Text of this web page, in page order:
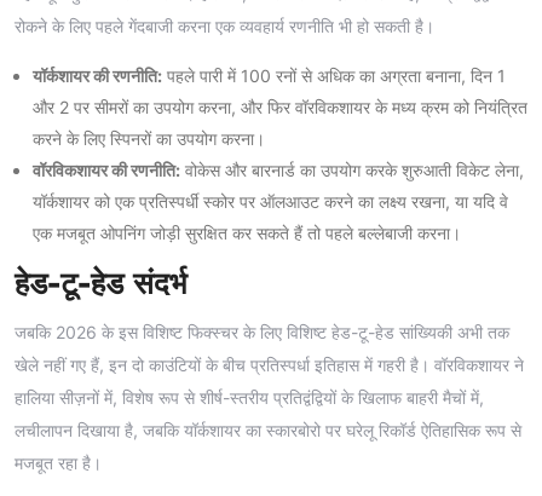
रोकने के लिए पहले गेंदबाजी करना एक व्यवहार्य रणनीति भी हो सकती है।
यॉर्कशायर की रणनीति: पहले पारी में 100 रनों से अधिक का अग्रता बनाना, दिन 1
और 2 पर सीमरों का उपयोग करना, और फिर वॉरविकशायर के मध्य क्रम को नियंत्रित
करने के लिए स्पिनरों का उपयोग करना।
वॉरविकशायर की रणनीति: वोकेस और बारनार्ड का उपयोग करके शुरुआती विकेट लेना,
यॉर्कशायर को एक प्रतिस्पर्धी स्कोर पर ऑलआउट करने का लक्ष्य रखना, या यदि वे
एक मजबूत ओपनिंग जोड़ी सुरक्षित कर सकते हैं तो पहले बल्लेबाजी करना।
हेड-टू-हेड संदर्भ
जबकि 2026 के इस विशिष्ट फिक्स्चर के लिए विशिष्ट हेड-टू-हेड सांख्यिकी अभी तक
खेले नहीं गए हैं, इन दो काउंटियों के बीच प्रतिस्पर्धा इतिहास में गहरी है। वॉरविकशायर ने
हालिया सीज़नों में, विशेष रूप से शीर्ष-स्तरीय प्रतिद्वंद्वियों के खिलाफ बाहरी मैचों में,
लचीलापन दिखाया है, जबकि यॉर्कशायर का स्कारबोरो पर घरेलू रिकॉर्ड ऐतिहासिक रूप से
मजबूत रहा है।